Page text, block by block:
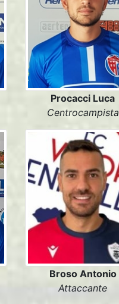
Procacci Luca
Centrocampista
Broso Antonio
Attaccante